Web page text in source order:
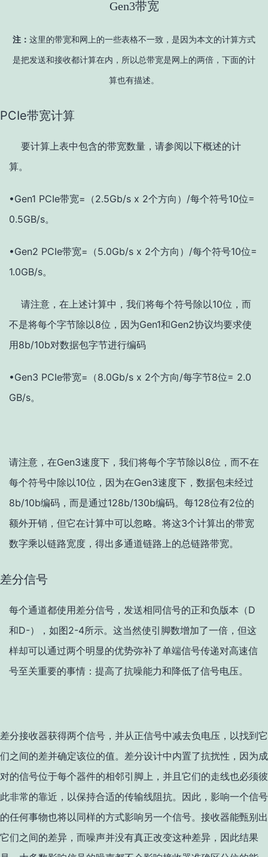
Gen3带宽
注： 这里的带宽和网上的一些表格不一致，是因为本文的计算方式
是把发送和接收都计算在内，所以总带宽是网上的两倍，下面的计
算也有描述。
PCIe带宽计算
要计算上表中包含的带宽数量，请参阅以下概述的计
算。
•Gen1 PCIe带宽=（2.5Gb/s x 2个方向）/每个符号10位=
0.5GB/s。
•Gen2 PCIe带宽=（5.0Gb/s x 2个方向）/每个符号10位=
1.0GB/s。
请注意，在上述计算中，我们将每个符号除以10位，而
不是将每个字节除以8位，因为Gen1和Gen2协议均要求使
用8b/10b对数据包字节进行编码
•Gen3 PCIe带宽=（8.0Gb/s x 2个方向/每字节8位= 2.0
GB/s。
请注意，在Gen3速度下，我们将每个字节除以8位，而不在
每个符号中除以10位，因为在Gen3速度下，数据包未经过
8b/10b编码，而是通过128b/130b编码。每128位有2位的
额外开销，但它在计算中可以忽略。将这3个计算出的带宽
数字乘以链路宽度，得出多通道链路上的总链路带宽。
差分信号
每个通道都使用差分信号，发送相同信号的正和负版本（D
和D-），如图2-4所示。这当然使引脚数增加了一倍，但这
样却可以通过两个明显的优势弥补了单端信号传递对高速信
号至关重要的事情：提高了抗噪能力和降低了信号电压。
差分接收器获得两个信号，并从正信号中减去负电压，以找到它
们之间的差并确定该位的值。差分设计中内置了抗扰性，因为成
对的信号位于每个器件的相邻引脚上，并且它们的走线也必须彼
此非常的靠近，以保持合适的传输线阻抗。因此，影响一个信号
的任何事物也将以同样的方式影响另一个信号。接收器能甄别出
它们之间的差异，而噪声并没有真正改变这种差异，因此结果